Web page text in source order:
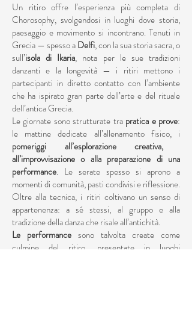
Un ritiro offre l’esperienza più completa di
Chorosophy, svolgendosi in luoghi dove storia,
paesaggio e movimento si incontrano. Tenuti in
Grecia — spesso aDelfi, con la sua storia sacra, o
sull’isola di Ikaria, nota per le sue tradizioni
danzanti e la longevità — i ritiri mettono i
partecipanti in diretto contatto con l’ambiente
che ha ispirato gran parte dell’arte e del rituale
dell’antica Grecia.
Le giornate sono strutturate tra pratica e prove:
le mattine dedicate all’allenamento fisico, i
pomeriggi all’esplorazione creativa,
all’improvvisazione o alla preparazione di una
performance. Le serate spesso si aprono a
momenti di comunità, pasti condivisi e riflessione.
Oltre alla tecnica, i ritiri coltivano un senso di
appartenenza: a sé stessi, al gruppo e alla
tradizione della danza che risale all’antichità.
Le performance sono talvolta create come
culmine del ritiro, presentate in luoghi